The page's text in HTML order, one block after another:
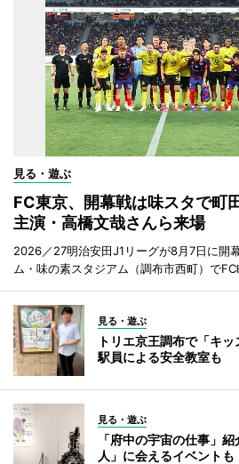
見る・遊ぶ
FC東京、開幕戦は味スタで
主演・高橋文哉さんら来場
2026／27明治安田J1リーグが8月7日に開
ム・味の素スタジアム（調布市西町）でFC
見る・遊ぶ
トリエ京王調布で「キ
駅員による安全教室も
見る・遊ぶ
「府中の宇宙の仕事」
人」に会えるイベントも